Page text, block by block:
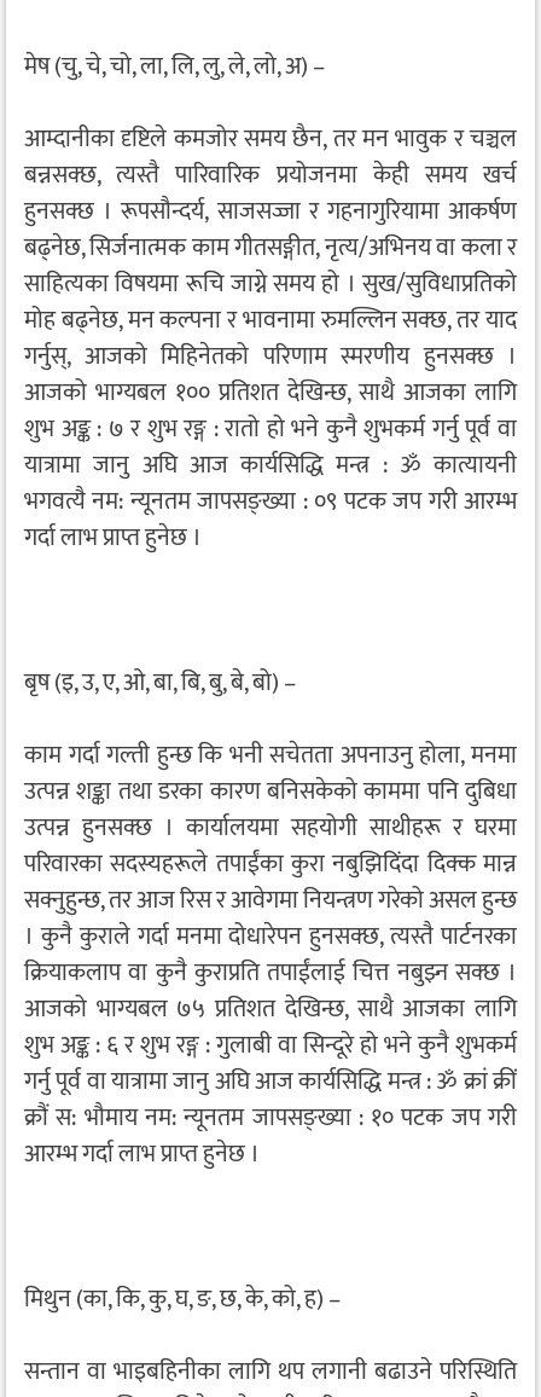
मेष (चु, चे, चो, ला, लि, लु, ले, लो, अ) –
आम्दानीका दृष्टिले कमजोर समय छैन, तर मन भावुक र चञ्चल
बन्नसक्छ, त्यस्तै पारिवारिक प्रयोजनमा केही समय खर्च
हुनसक्छ । रूपसौन्दर्य, साजसज्जा र गहनागुरियामा आकर्षण
बढ्नेछ, सिर्जनात्मक काम गीतसङ्गीत, नृत्य/अभिनय वा कला र
साहित्यका विषयमा रूचि जाग्ने समय हो । सुख/सुविधाप्रतिको
मोह बढ्नेछ, मन कल्पना र भावनामा रुमल्लिन सक्छ, तर याद
गर्नुस्, आजको मिहिनेतको परिणाम स्मरणीय हुनसक्छ ।
आजको भाग्यबल १०० प्रतिशत देखिन्छ, साथै आजका लागि
शुभ अङ्क : ७ र शुभ रङ्ग : रातो हो भने कुनै शुभकर्म गर्नु पूर्व वा
यात्रामा जानु अघि आज कार्यसिद्धि मन्त्र : ॐ कात्यायनी
भगवत्यै नम: न्यूनतम जापसङ्ख्या : ०९ पटक जप गरी आरम्भ
गर्दा लाभ प्राप्त हुनेछ ।
बृष (इ, उ, ए, ओ, बा, बि, बु, बे, बो) –
काम गर्दा गल्ती हुन्छ कि भनी सचेतता अपनाउनु होला, मनमा
उत्पन्न शङ्का तथा डरका कारण बनिसकेको काममा पनि दुबिधा
उत्पन्न हुनसक्छ । कार्यालयमा सहयोगी साथीहरू र घरमा
परिवारका सदस्यहरूले तपाईंका कुरा नबुझिदिंदा दिक्क मान्न
सक्नुहुन्छ, तर आज रिस र आवेगमा नियन्त्रण गरेको असल हुन्छ
। कुनै कुराले गर्दा मनमा दोधारेपन हुनसक्छ, त्यस्तै पार्टनरका
क्रियाकलाप वा कुनै कुराप्रति तपाईंलाई चित्त नबुझ्न सक्छ ।
आजको भाग्यबल ७५ प्रतिशत देखिन्छ, साथै आजका लागि
शुभ अङ्क : ६ र शुभ रङ्ग : गुलाबी वा सिन्दूरे हो भने कुनै शुभकर्म
गर्नु पूर्व वा यात्रामा जानु अघि आज कार्यसिद्धि मन्त्र : ॐ क्रां क्रीं
क्रौं स: भौमाय नम: न्यूनतम जापसङ्ख्या : १० पटक जप गरी
आरम्भ गर्दा लाभ प्राप्त हुनेछ ।
मिथुन (का, कि, कु, घ, ङ, छ, के, को, ह) –
सन्तान वा भाइबहिनीका लागि थप लगानी बढाउने परिस्थिति